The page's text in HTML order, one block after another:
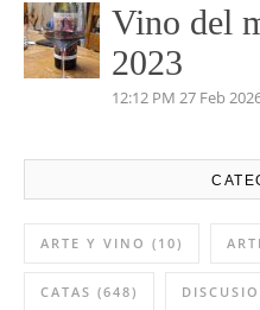
Vino del
2023
12:12 PM 27 Feb
ARTE Y VINO (10)
CATAS (648)